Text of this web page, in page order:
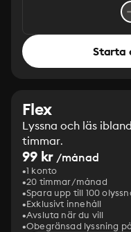
Starta
Flex
Lyssna och läs
timmar.
99 kr /månad
1 konto
20 timmar/månad
Spara upp till 100
Exklusivt innehåll
Avsluta när du vill
Obegränsad lyssning